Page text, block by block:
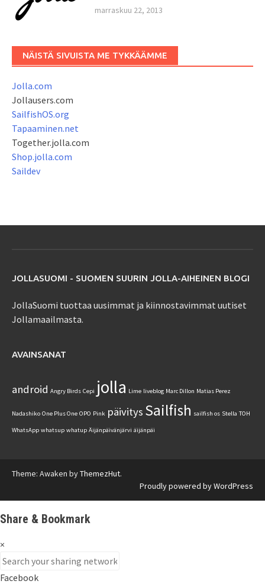
marraskuu 22, 2013
NÄISTÄ SIVUISTA ME TYKKÄÄMME
Jolla.com
Jollausers.com
SailfishOS.org
Tapaaminen.net
Together.jolla.com
Shop.jolla.com
Saildev
JOLLASUOMI - SUOMEN SUURIN JOLLA-AIHEINEN BLOGI
JollaSuomi tuottaa uusimmat ja kiinnostavimmat uutiset
Jollamaailmasta.
AVAINSANAT
android Angry Birds Cepi jolla Lime liveblog Marc Dillon Matias Perez
Nadashiko One Plus One OPO Pink päivitys Sailfish sailfish os Stella TOH
WhatsApp whatsup whatup Äijänpäivänjärvi äijänpäi
Theme: Awaken byThemezHut.
Proudly powered by WordPress
Share & Bookmark
×
Facebook